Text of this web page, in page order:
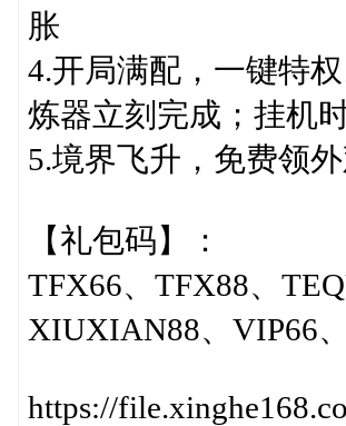
胀
4.开局满配，一键特
炼器立刻完成；挂机
5.境界飞升，免费领
【礼包码】：
TFX66、TFX88、
XIUXIAN88、VIP66
https://